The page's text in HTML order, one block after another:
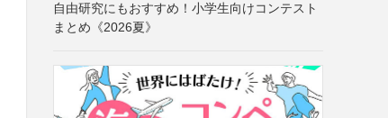
自由研究にもおすすめ！小学生向けコンテスト
まとめ《2026夏》